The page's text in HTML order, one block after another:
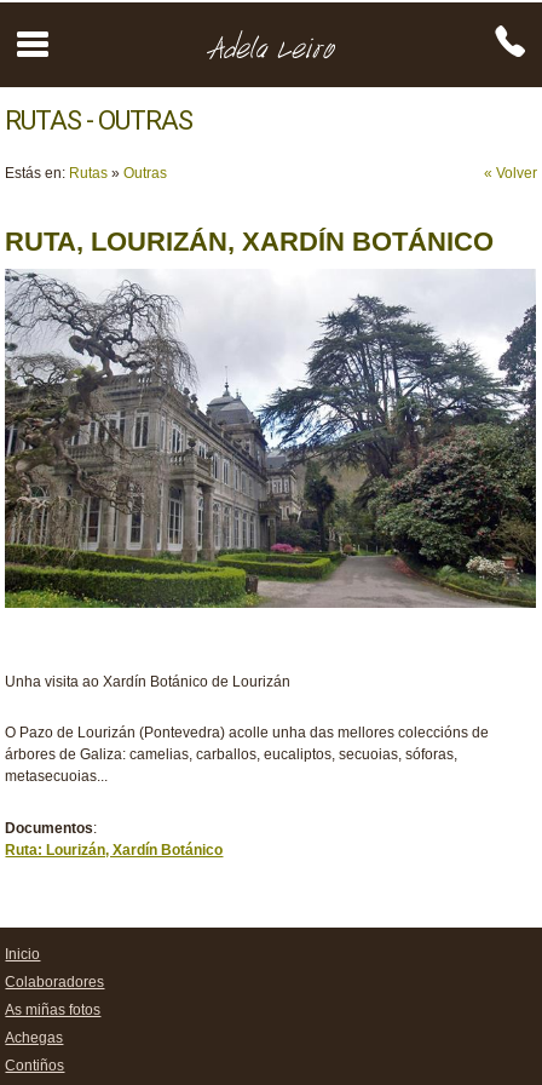
RUTAS - OUTRAS
« Volver
Estás en: Rutas »Outras
RUTA, LOURIZÁN, XARDÍN BOTÁNICO
Unha visita ao Xardín Botánico de Lourizán
O Pazo de Lourizán (Pontevedra) acolle unha das mellores coleccións de
árbores de Galiza: camelias, carballos, eucaliptos, secuoias, sóforas,
metasecuoias...
Documentos:
Ruta: Lourizán, Xardín Botánico
Inicio
Colaboradores
As miñas fotos
Achegas
Contiños